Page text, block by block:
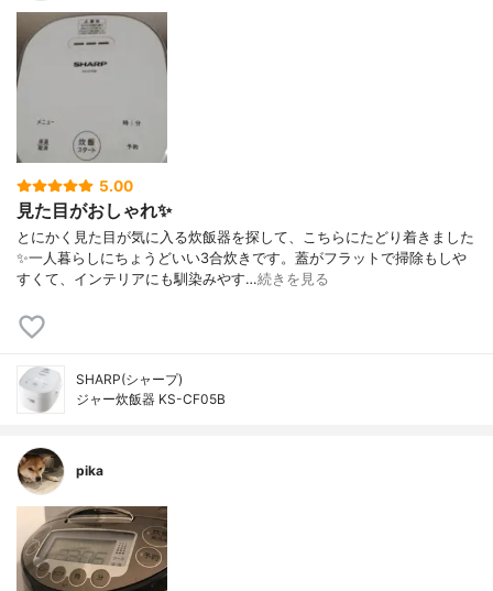
5.00
見た目がおしゃれ✨
とにかく見た目が気に入る炊飯器を探して、こちらにたどり着きました
✨一人暮らしにちょうどいい3合炊きです。蓋がフラットで掃除もしや
すくて、インテリアにも馴染みやす…続きを見る
SHARP(シャープ)
ジャー炊飯器 KS-CF05B
pika